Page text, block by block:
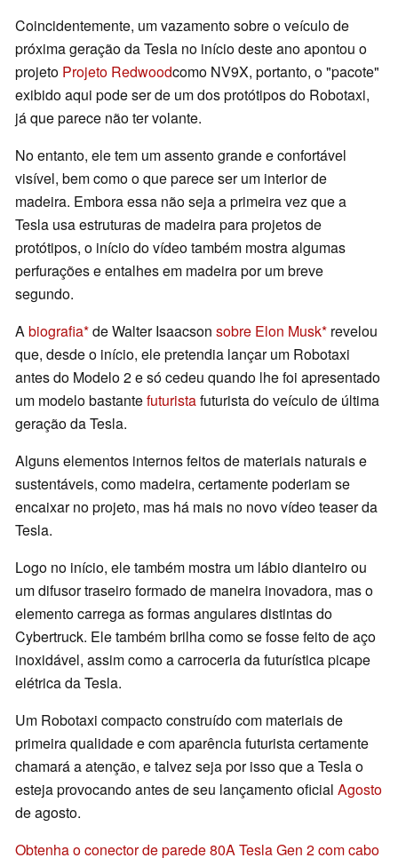
Coincidentemente, um vazamento sobre o veículo de
próxima geração da Tesla no início deste ano apontou o
projeto Projeto Redwoodcomo NV9X, portanto, o "pacote"
exibido aqui pode ser de um dos protótipos do Robotaxi,
já que parece não ter volante.
No entanto, ele tem um assento grande e confortável
visível, bem como o que parece ser um interior de
madeira. Embora essa não seja a primeira vez que a
Tesla usa estruturas de madeira para projetos de
protótipos, o início do vídeo também mostra algumas
perfurações e entalhes em madeira por um breve
segundo.
Abiografia de Walter Isaacson sobre Elon Musk revelou
que, desde o início, ele pretendia lançar um Robotaxi
antes do Modelo 2 e só cedeu quando lhe foi apresentado
um modelo bastantefuturistafuturista do veículo de última
geração da Tesla.
Alguns elementos internos feitos de materiais naturais e
sustentáveis, como madeira, certamente poderiam se
encaixar no projeto, mas há mais no novo vídeo teaser da
Tesla.
Logo no início, ele também mostra um lábio dianteiro ou
um difusor traseiro formado de maneira inovadora, mas o
elemento carrega as formas angulares distintas do
Cybertruck. Ele também brilha como se fosse feito de aço
inoxidável, assim como a carroceria da futurística picape
elétrica da Tesla.
Um Robotaxi compacto construído com materiais de
primeira qualidade e com aparência futurista certamente
chamará a atenção, e talvez seja por isso que a Tesla o
esteja provocando antes de seu lançamento oficial Agosto
de agosto.
Obtenha o conector de parede 80A Tesla Gen 2 com cabo